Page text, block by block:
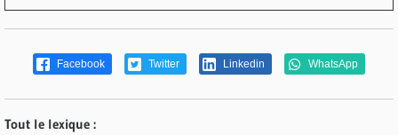
Facebook Twitter Linkedin WhatsApp
Tout le lexique :